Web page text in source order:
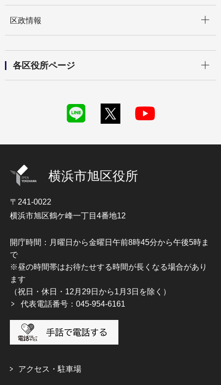
区政情報
各区役所ページ
横浜市旭区役所
〒241-0022
横浜市旭区鶴ケ峰一丁目4番地12
開庁時間：月曜日から金曜日午前8時45分から午後5時ま
で
※昼の時間帯はお待たせする時間が長くなる場合があり
ます
（祝日・休日・12月29日から1月3日を除く）
代表電話番号：045-954-6161
アクセス・駐車場